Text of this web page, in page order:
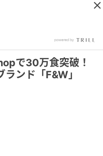
で30万食突破！
ンド「F&W」